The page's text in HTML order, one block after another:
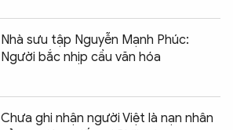
Nhà sưu tập Nguyễn Mạnh Phúc:
Người bắc nhịp cầu văn hóa
Chưa ghi nhận người Việt là nạn nhân